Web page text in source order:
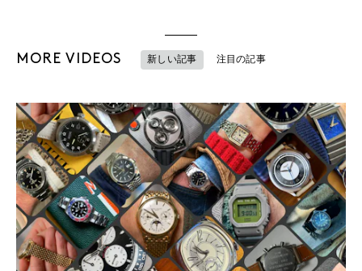
MORE VIDEOS 新しい記事 注目の記事